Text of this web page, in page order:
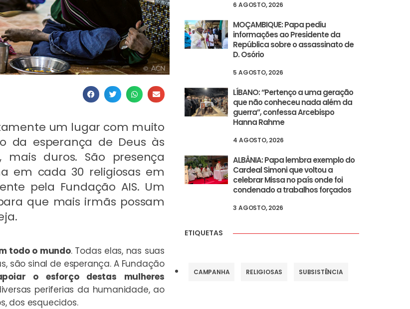
um lugar com muito
da esperança de Deus às
mais duros. São presença
em cada 30 religiosas em
pela Fundação AIS. Um
que mais irmãs possam
todo o mundo. Todas elas, nas suas
são sinal de esperança. A Fundação
o esforço destas mulheres
periferias da humanidade, ao
dos esquecidos.
6 AGOSTO, 2026
MOÇAMBIQUE: Papa pediu
informações ao Presidente da
República sobre o assassinato de
D. Osório
5 AGOSTO, 2026
LÍBANO: “Pertenço a uma geração
que não conheceu nada além da
guerra”, confessa Arcebispo
Hanna Rahme
4 AGOSTO, 2026
ALBÂNIA: Papa lembra exemplo do
Cardeal Simoni que voltou a
celebrar Missa no país onde foi
condenado a trabalhos forçados
3 AGOSTO, 2026
ETIQUETAS
CAMPANHA RELIGIOSAS SUBSISTÊNCIA